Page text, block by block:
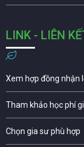
LINK - LIÊN
Xem hợp đồng nhận
Tham khảo học phí
Chọn gia sư phù hợp